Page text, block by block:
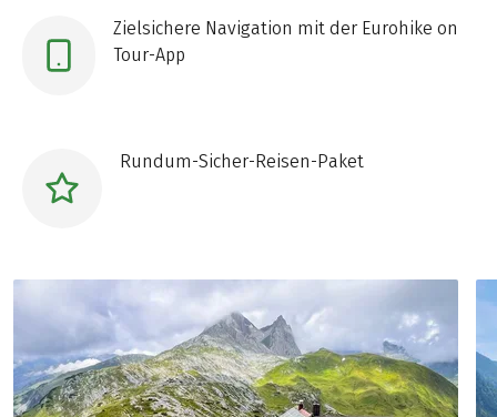
Zielsichere Navigation mit der Eurohike on
Tour-App
Rundum-Sicher-Reisen-Paket